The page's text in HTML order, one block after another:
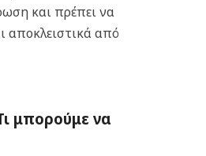
και πρέπει να
αποκλειστικά από
μπορούμε να